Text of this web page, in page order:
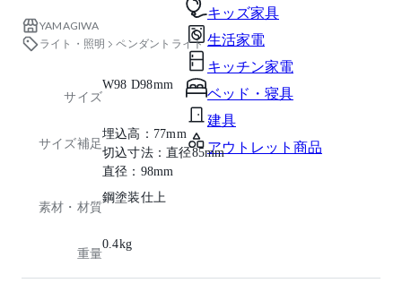
キッズ家具
生活家電
キッチン家電
ベッド・寝具
建具
アウトレット商品
YAMAGIWA
ライト・照明
ペンダントライト
サイズ
W98 D98mm
サイズ補足
埋込高：77mm
切込寸法：直径85mm
直径：98mm
素材・材質
鋼塗装仕上
重量
0.4kg